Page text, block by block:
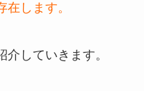
します。
していきます。